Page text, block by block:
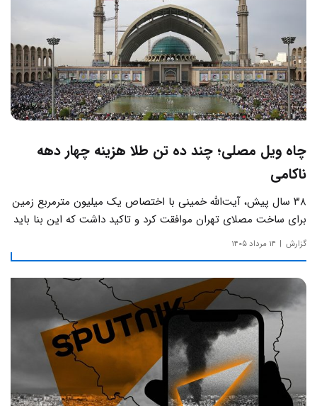
چاه ویل مصلی؛ چند ده تن طلا هزینه چهار دهه
ناکامی
۳۸ سال پیش، آیت‌الله خمینی با اختصاص یک میلیون مترمربع زمین
برای ساخت مصلای تهران موافقت کرد و تاکید داشت که این بنا باید
به دور از زرق‌وبرق و یادآور سادگی مساجد صدر اسلام باشد.
گزارش ۱۴ مرداد ۱۴۰۵